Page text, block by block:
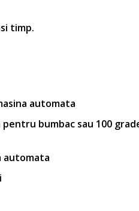
timp.
automata
bumbac sau 100
automata